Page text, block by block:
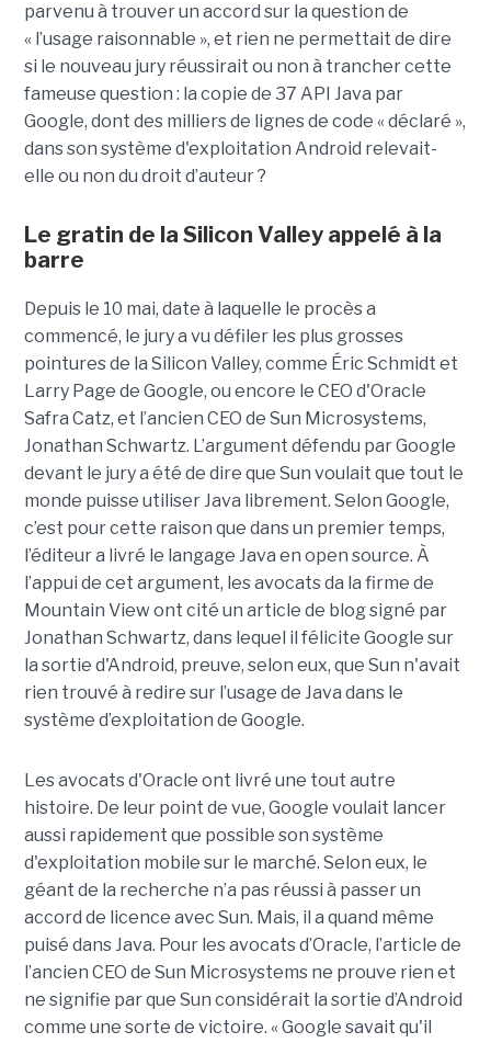
parvenu à trouver un accord sur la question de
« l’usage raisonnable », et rien ne permettait de dire
si le nouveau jury réussirait ou non à trancher cette
fameuse question : la copie de 37 API Java par
Google, dont des milliers de lignes de code « déclaré »,
dans son système d'exploitation Android relevait-
elle ou non du droit d’auteur ?
Le gratin de la Silicon Valley appelé à la
barre
Depuis le 10 mai, date à laquelle le procès a
commencé, le jury a vu défiler les plus grosses
pointures de la Silicon Valley, comme Éric Schmidt et
Larry Page de Google, ou encore le CEO d'Oracle
Safra Catz, et l’ancien CEO de Sun Microsystems,
Jonathan Schwartz. L’argument défendu par Google
devant le jury a été de dire que Sun voulait que tout le
monde puisse utiliser Java librement. Selon Google,
c’est pour cette raison que dans un premier temps,
l’éditeur a livré le langage Java en open source. À
l’appui de cet argument, les avocats da la firme de
Mountain View ont cité un article de blog signé par
Jonathan Schwartz, dans lequel il félicite Google sur
la sortie d'Android, preuve, selon eux, que Sun n'avait
rien trouvé à redire sur l’usage de Java dans le
système d’exploitation de Google.
Les avocats d'Oracle ont livré une tout autre
histoire. De leur point de vue, Google voulait lancer
aussi rapidement que possible son système
d'exploitation mobile sur le marché. Selon eux, le
géant de la recherche n’a pas réussi à passer un
accord de licence avec Sun. Mais, il a quand même
puisé dans Java. Pour les avocats d’Oracle, l’article de
l’ancien CEO de Sun Microsystems ne prouve rien et
ne signifie par que Sun considérait la sortie d’Android
comme une sorte de victoire. « Google savait qu'il